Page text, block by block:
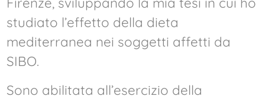
studiato l’effetto della dieta
mediterranea nei soggetti affetti da
SIBO.
Sono abilitata all’esercizio della